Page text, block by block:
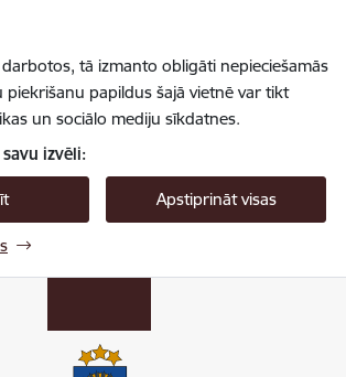
tā izmanto obligāti nepieciešamās
piekrišanu papildus šajā vietnē var tikt
un sociālo mediju sīkdatnes.
izvēli:
Apstiprināt visas